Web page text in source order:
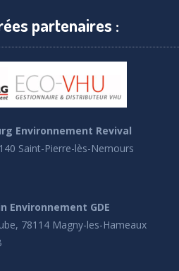
partenaires :
Environnement Revival
Saint-Pierre-lès-Nemours
Environnement GDE
78114 Magny-les-Hameaux